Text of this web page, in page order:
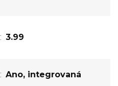
: 3.99
: Ano, integrovaná